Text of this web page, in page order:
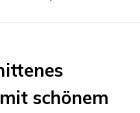
schönem